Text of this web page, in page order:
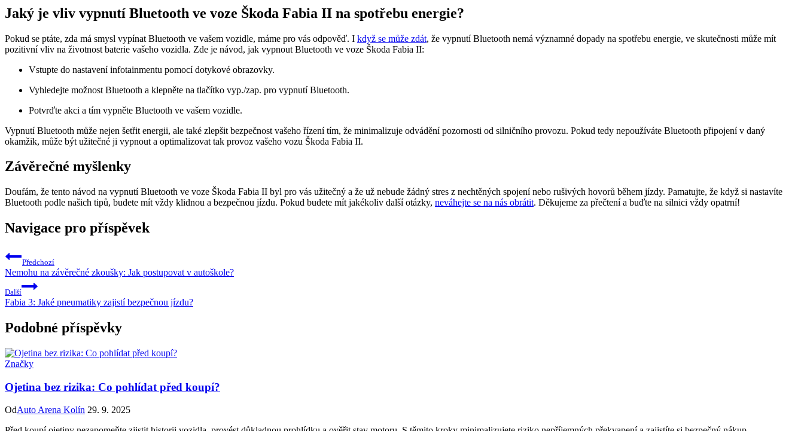
Jaký je vliv vypnutí Bluetooth ve voze Škoda Fabia II na spotřebu energie?
Pokud se ptáte, zda má smysl vypínat Bluetooth ve vašem vozidle, máme pro vás odpověď. I když se může zdát, že vypnutí Bluetooth nemá významné dopady na spotřebu energie, ve skutečnosti může mít
pozitivní vliv na životnost baterie vašeho vozidla. Zde je návod, jak vypnout Bluetooth ve voze Škoda Fabia II:
Vstupte do nastavení infotainmentu pomocí dotykové obrazovky.
Vyhledejte možnost Bluetooth a klepněte na tlačítko vyp./zap. pro vypnutí Bluetooth.
Potvrďte akci a tím vypněte Bluetooth ve vašem vozidle.
Vypnutí Bluetooth může nejen šetřit energii, ale také zlepšit bezpečnost vašeho řízení tím, že minimalizuje odvádění pozornosti od silničního provozu. Pokud tedy nepoužíváte Bluetooth připojení v daný
okamžik, může být užitečné ji vypnout a optimalizovat tak provoz vašeho vozu Škoda Fabia II.
Závěrečné myšlenky
Doufám, že tento návod na vypnutí Bluetooth ve voze Škoda Fabia II byl pro vás užitečný a že už nebude žádný stres z nechtěných spojení nebo rušivých hovorů během jízdy. Pamatujte, že když si nastavíte
Bluetooth podle našich tipů, budete mít vždy klidnou a bezpečnou jízdu. Pokud budete mít jakékoliv další otázky, neváhejte se na nás obrátit. Děkujeme za přečtení a buďte na silnici vždy opatrní!
Navigace pro příspěvek
Předchozí
Nemohu na závěrečné zkoušky: Jak postupovat v autoškole?
Další
Fabia 3: Jaké pneumatiky zajistí bezpečnou jízdu?
Podobné příspěvky
Značky
Ojetina bez rizika: Co pohlídat před koupí?
OdAuto Arena Kolín 29. 9. 2025